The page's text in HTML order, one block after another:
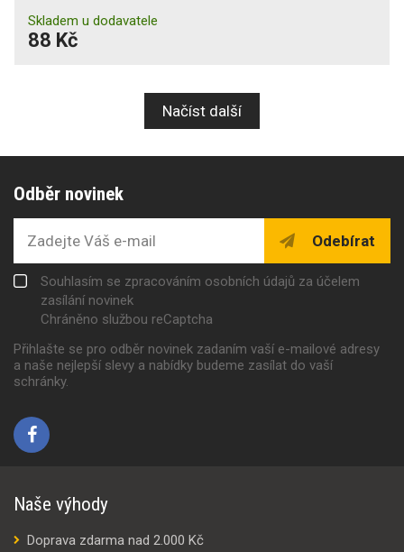
Skladem u dodavatele
88 Kč
Načíst další
Odběr novinek
Odebírat
Souhlasím se zpracováním osobních údajů za účelem
zasílání novinek
Chráněno službou reCaptcha
Přihlašte se pro odběr novinek zadaním vaší e-mailové adresy
a naše nejlepší slevy a nabídky budeme zasílat do vaší
schránky.
Naše výhody
Doprava zdarma nad 2.000 Kč